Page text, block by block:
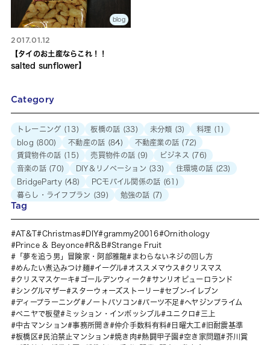
blog
2017.01.12
【タイのお土産ならこれ！！
salted sunflower】
Category
トレーニング (13) 板橋の話 (33) 未分類 (3) 料理 (1)
blog (800) 不動産の話 (84) 不動産業の話 (72)
賃貸物件の話 (15) 売買物件の話 (9) ビジネス (76)
音楽の話(70) DIY＆リノベーション (33) 住環境の話 (23)
BridgeParty(48) PCモバイル関係の話 (61)
暮らし・ライフプラン (39) 勉強の話 (7)
Tag
AT&T Christmas DIY grammy20016
Ornithology
Prince & Beyonce
R&B
Strange Fruit
「夢を追う男」冒険家・阿部雅龍
まわらないネジの回し方
めんたい煮込みつけ麺
イーグル オススメマウス
クリスマス
クリスマスケーキ
ゴールデンウィーク
サンリオピューロランド
シングルマザー
スターウォーズストーリー
セブン-イレブン
ディープラーニング
ノートパソコン パーツ不足
ヘヤジンプライム
ベニヤで板壁
ミッション・インポッシブル ユニクロ
三上
中古マンション
事務所開き 仲介手数料有料 日曜大工
旧耐震基準
板橋区
民泊禁止マンション 焼き肉 熱闘甲子園 空き家問題
芥川賞